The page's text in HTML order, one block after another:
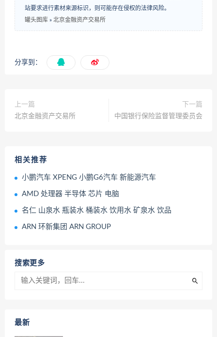
站要求进行素材来源标识，则可能存在侵权的法律风险。
罐头图库 » 北京金融资产交易所
分享到：
上一篇
北京金融资产交易所
下一篇
中国银行保险监督管理委员会
相关推荐
小鹏汽车 XPENG 小鹏G6汽车 新能源汽车
AMD 处理器 半导体 芯片 电脑
名仁 山泉水 瓶装水 桶装水 饮用水 矿泉水 饮品
ARN 环新集团 ARN GROUP
搜索更多
最新